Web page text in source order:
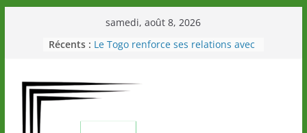
samedi, août 8, 2026
Récents : Le Togo renforce ses relations avec
Éléphants en Côte d’Ivoire
LOTO DETENTE”, un nouveau tirage